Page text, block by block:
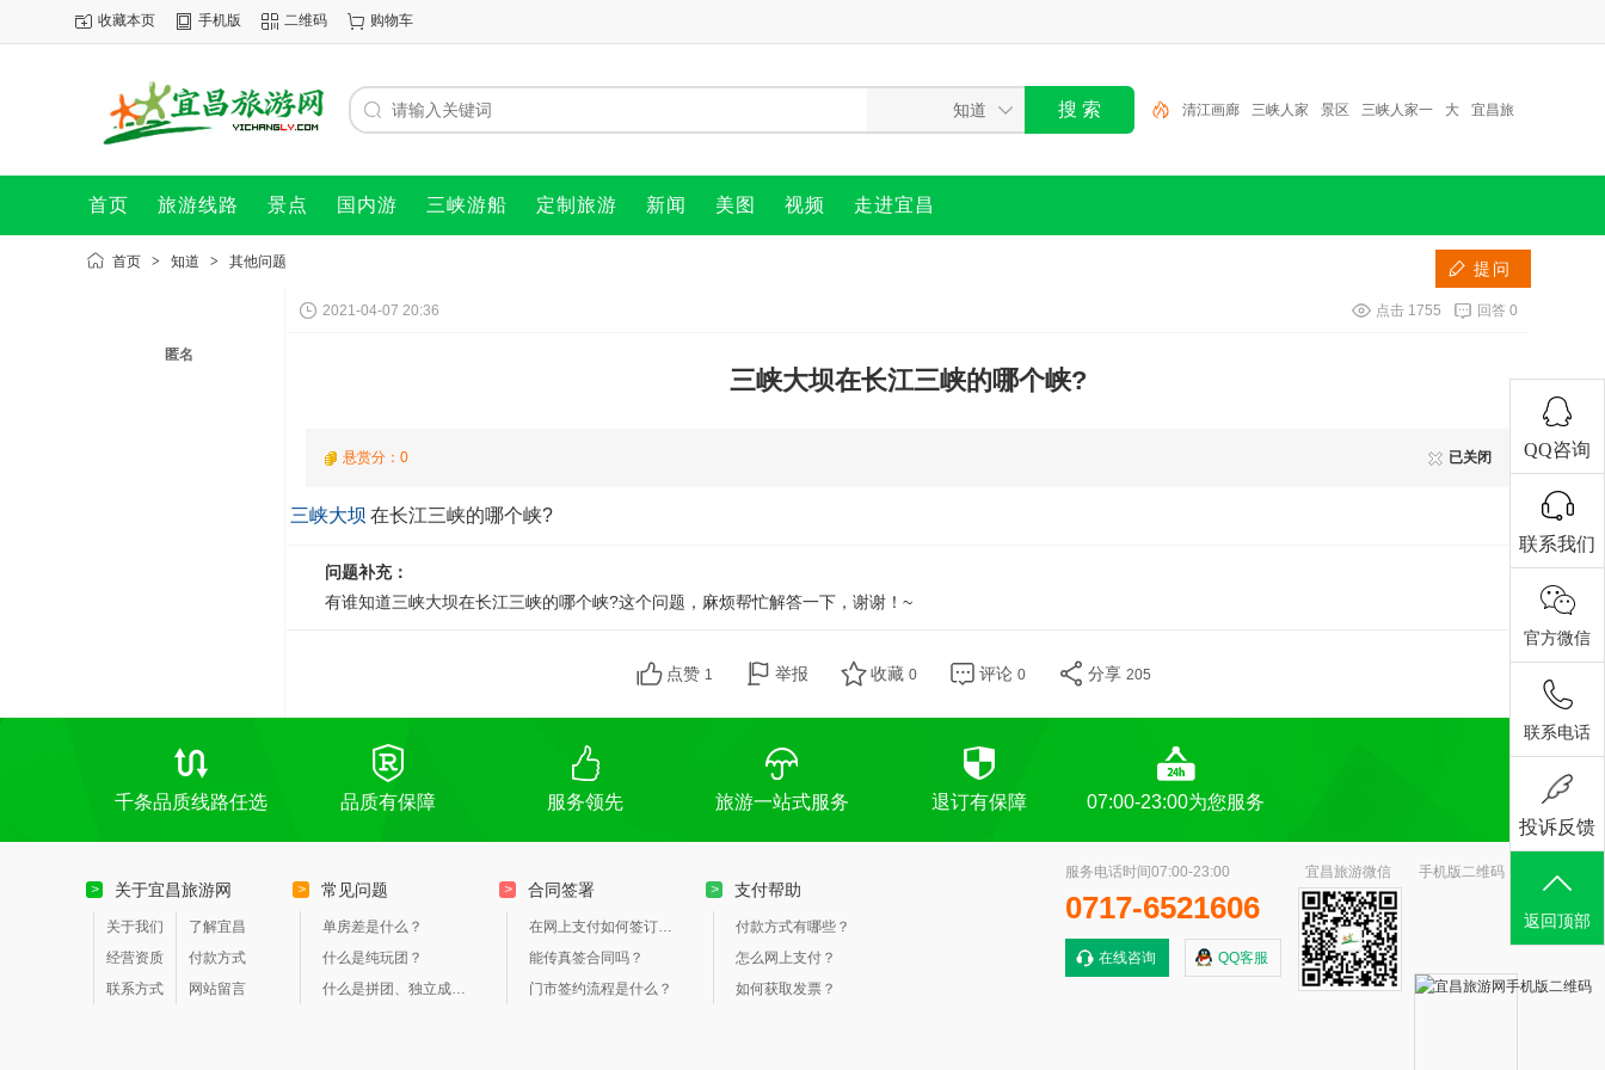
收藏本页 手机版 二维码 购物车
清江画廊 三峡人家 景区 三峡人家一 大 宜昌旅
首页 旅游线路 景点 国内游 三峡游船 定制旅游 新闻 美图 视频 走进宜昌
提问
首页 > 知道 > 其他问题
匿名
点击 1755 回答 0
2021-04-07 20:36
三峡大坝在长江三峡的哪个峡?
已关闭
悬赏分：0
三峡大坝 在长江三峡的哪个峡?
问题补充：
有谁知道三峡大坝在长江三峡的哪个峡?这个问题，麻烦帮忙解答一下，谢谢！~
点赞 1 举报 收藏 0 评论 0 分享 205
QQ咨询
联系我们
官方微信
联系电话
投诉反馈
返回顶部
千条品质线路任选 品质有保障 服务领先 旅游一站式服务 退订有保障 07:00-23:00为您服务
> 关于宜昌旅游网
关于我们
了解宜昌
经营资质
付款方式
联系方式
网站留言
> 常见问题
单房差是什么？
什么是纯玩团？
什么是拼团、独立成团？
> 合同签署
在网上支付如何签订合同？
能传真签合同吗？
门市签约流程是什么？
> 支付帮助
付款方式有哪些？
怎么网上支付？
如何获取发票？
宜昌旅游微信 手机版二维码
服务电话时间07:00-23:00
0717-6521606
在线咨询 QQ客服